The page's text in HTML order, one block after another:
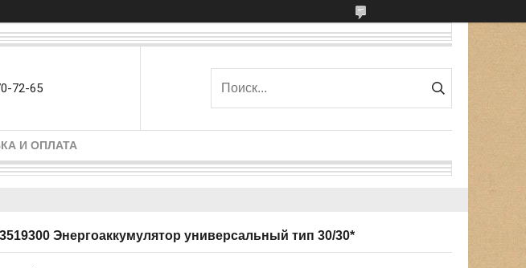
72-65
И ОПЛАТА
Энергоаккумулятор универсальный тип 30/30*